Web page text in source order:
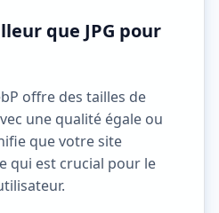
que JPG pour
offre des tailles de
une qualité égale ou
que votre site
qui est crucial pour le